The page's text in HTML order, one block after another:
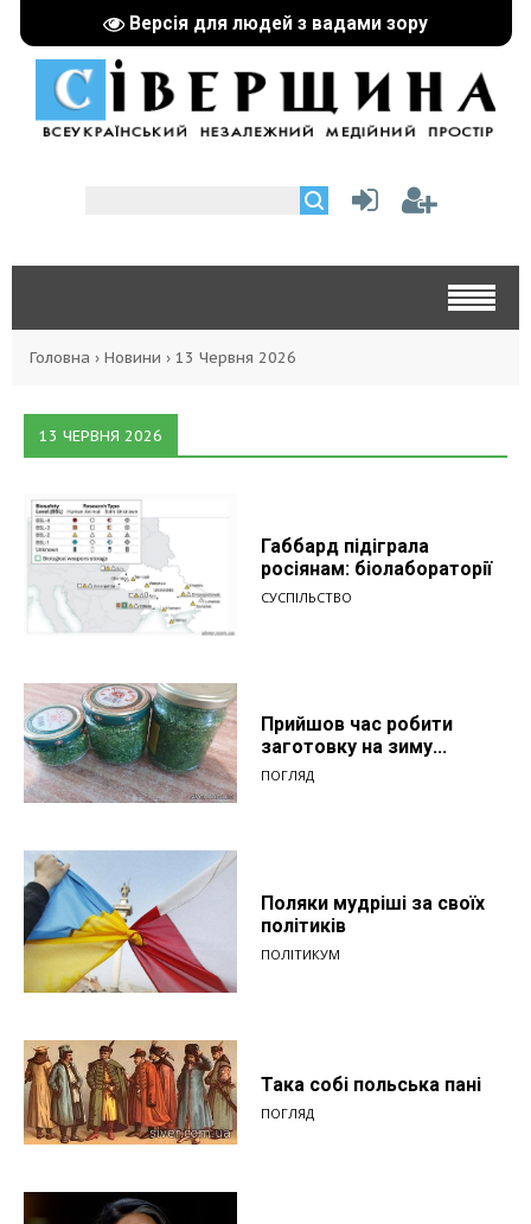
Версія для людей з вадами зору
Головна › Новини › 13 Червня 2026
13 ЧЕРВНЯ 2026
Габбард підіграла
росіянам: біолабораторії
СУСПІЛЬСТВО
Прийшов час робити
заготовку на зиму...
ПОГЛЯД
Поляки мудріші за своїх
політиків
ПОЛІТИКУМ
Така собі польська пані
ПОГЛЯД